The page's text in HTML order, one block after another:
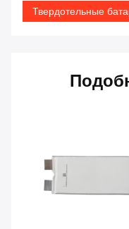
Твердотельные